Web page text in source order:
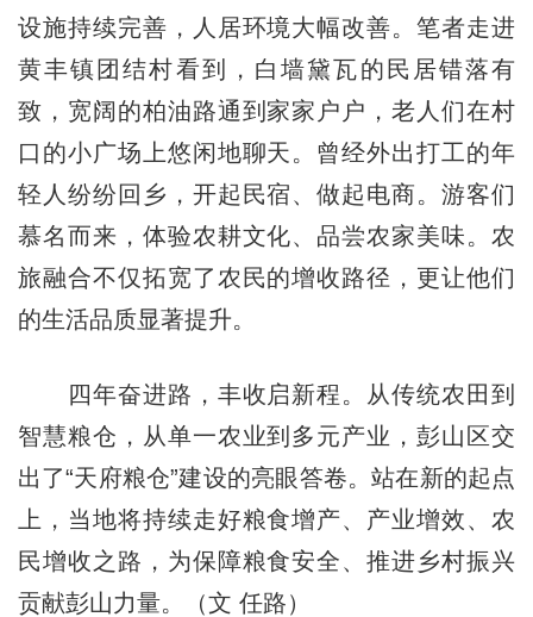
设施持续完善，人居环境大幅改善。笔者走进
黄丰镇团结村看到，白墙黛瓦的民居错落有
致，宽阔的柏油路通到家家户户，老人们在村
口的小广场上悠闲地聊天。曾经外出打工的年
轻人纷纷回乡，开起民宿、做起电商。游客们
慕名而来，体验农耕文化、品尝农家美味。农
旅融合不仅拓宽了农民的增收路径，更让他们
的生活品质显著提升。
四年奋进路，丰收启新程。从传统农田到
智慧粮仓，从单一农业到多元产业，彭山区交
出了“天府粮仓”建设的亮眼答卷。站在新的起点
上，当地将持续走好粮食增产、产业增效、农
民增收之路，为保障粮食安全、推进乡村振兴
贡献彭山力量。（文 任路）